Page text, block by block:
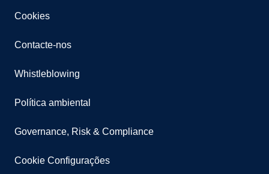
Cookies
Contacte-nos
Whistleblowing
Política ambiental
Governance, Risk & Compliance
Cookie Configurações